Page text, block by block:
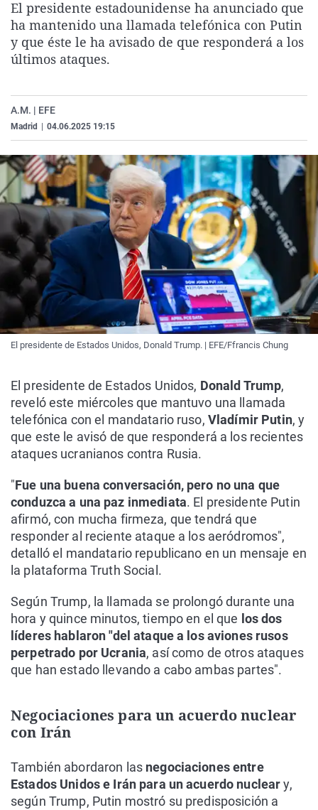
La rosa de los vientos
Gente viajera
Caso
Retornados
Extremadura
Galicia
Virales
Televisión
El presidente estadounidense ha anunciado que
ha mantenido una llamada telefónica con Putin
y que éste le ha avisado de que responderá a los
últimos ataques.
A.M. | EFE
Madrid 04.06.2025 19:15
El presidente de Estados Unidos, Donald Trump. | EFE/Ffrancis Chung
El presidente de Estados Unidos, Donald Trump,
reveló este miércoles que mantuvo una llamada
telefónica con el mandatario ruso, Vladímir Putin, y
que este le avisó de que responderá a los recientes
ataques ucranianos contra Rusia.
"Fue una buena conversación, pero no una que
conduzca a una paz inmediata. El presidente Putin
afirmó, con mucha firmeza, que tendrá que
responder al reciente ataque a los aeródromos",
detalló el mandatario republicano en un mensaje en
la plataforma Truth Social.
Según Trump, la llamada se prolongó durante una
hora y quince minutos, tiempo en el que los dos
líderes hablaron "del ataque a los aviones rusos
perpetrado por Ucrania, así como de otros ataques
que han estado llevando a cabo ambas partes".
Negociaciones para un acuerdo nuclear
con Irán
También abordaron las negociaciones entre
Estados Unidos e Irán para un acuerdo nucleary,
según Trump, Putin mostró su predisposición a